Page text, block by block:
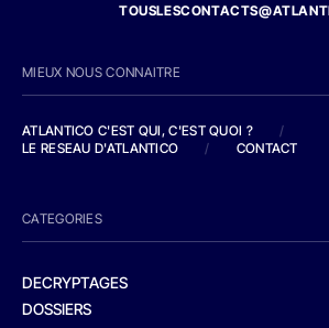
MIEUX NOUS CONNAITRE
ATLANTICO C'EST QUI, C'EST QUOI ?
/
LE RESEAU D'ATLANTICO
/ CONTACT
CATEGORIES
DECRYPTAGES
DOSSIERS